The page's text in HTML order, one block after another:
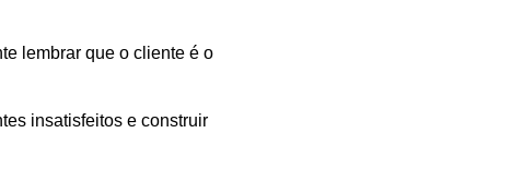
lembrar que o cliente é o
insatisfeitos e construir